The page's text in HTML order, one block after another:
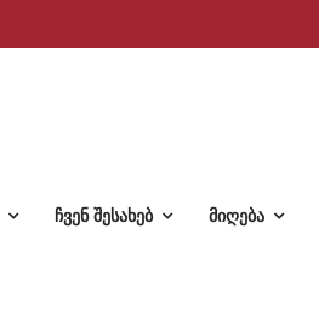
ჩვენ შესახებ მიღება